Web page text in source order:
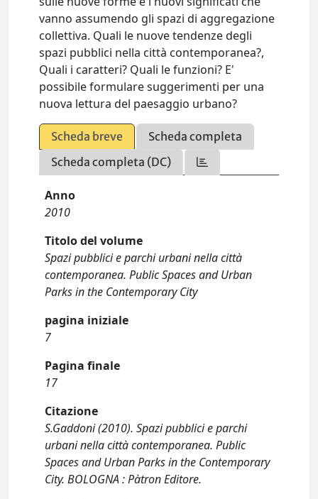
vanno assumendo gli spazi di aggregazione
collettiva. Quali le nuove tendenze degli
spazi pubblici nella città contemporanea?,
Quali i caratteri? Quali le funzioni? E'
possibile formulare suggerimenti per una
nuova lettura del paesaggio urbano?
Scheda breve
Scheda completa
Scheda completa (DC)
Anno
2010
Titolo del volume
Spazi pubblici e parchi urbani nella città
contemporanea. Public Spaces and Urban
Parks in the Contemporary City
pagina iniziale
7
Pagina finale
17
Citazione
S.Gaddoni (2010). Spazi pubblici e parchi
urbani nella città contemporanea. Public
Spaces and Urban Parks in the Contemporary
City. BOLOGNA : Pàtron Editore.